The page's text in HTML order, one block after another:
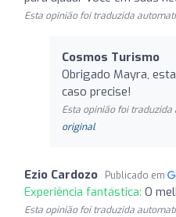
Esta opinião foi traduzida
Cosmos Turismo
Obrigado Mayra,
caso precise!
Esta opinião foi traduzida
original
Ezio Cardozo Publicado em
Experiência fantástica: O
Esta opinião foi traduzida